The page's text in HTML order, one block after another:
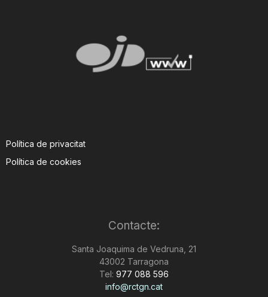
Política de privacitat
Política de cookies
Contacte:
Santa Joaquima de Vedruna, 21
43002 Tarragona
Tel: 977 088 596
info@rctgn.cat